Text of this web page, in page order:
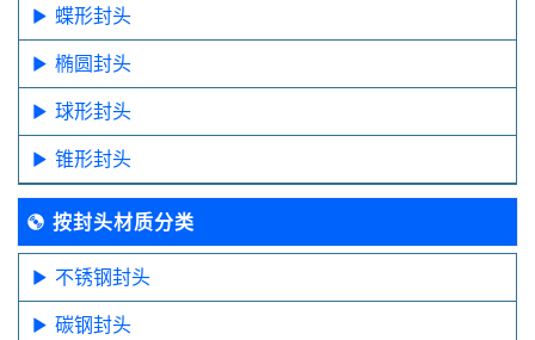
蝶形封头
椭圆封头
球形封头
锥形封头
按封头材质分类
不锈钢封头
碳钢封头